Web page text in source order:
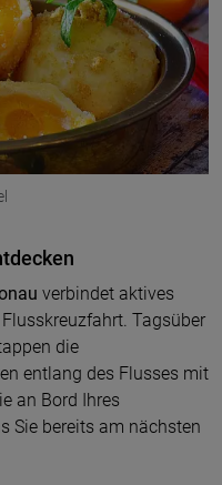
verbindet aktives
Tagsüber
die
entlang des Flusses mit
an Bord Ihres
Sie bereits am nächsten